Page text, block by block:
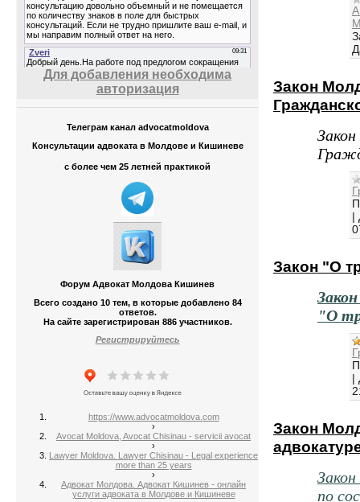
Для добавления необходима
авторизация
Телеграм канал advocatmoldova
Консультации адвоката в Молдове и Кишиневе
с более чем 25 летней практикой
Форум Адвокат Молдова Кишинев
Всего создано 10 тем, в которые добавлено 84
ответов.
На сайте зарегистрирован 886 участников.
Регистрируйтесь
https://www.advocatmoldova.com
›
Avocat Moldova, Avocat Chisinau - servicii avocat
›
Lawyer Moldova. Lawyer Chisinau - Legal experience
more than 25 years
›
Адвокат Молдова. Адвокат Кишинев - онлайн
услуги адвоката в Молдове и Кишиневе
Закон
|
Закон "О
"О
|
Закон
по